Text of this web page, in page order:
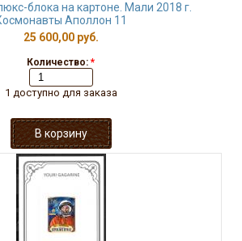
блока на картоне. Мали 2018 г.
Аполлон 11
25 600,00 руб.
Количество: *
1 доступно для заказа